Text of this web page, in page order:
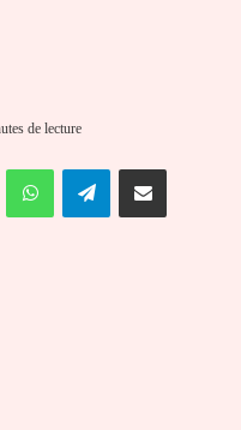
de lecture
WhatsAppTelegramPartager par email